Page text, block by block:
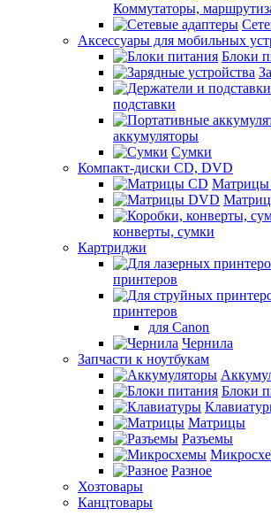
Коммутаторы,
Аксессуары для мобильных
Блоки
подставки
аккумуляторы
Сумки
Компакт-диски CD, DVD
Матрицы
конверты, сумки
Картриджи
принтеров
принтеров
для Canon
Чернила
Запчасти к ноутбукам
Блоки
Матрицы
Разъемы
Разное
Хозтовары
Канцтовары